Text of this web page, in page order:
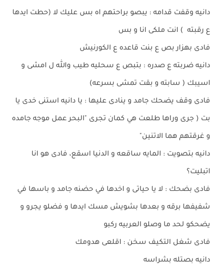
دانيه وقفت قدامه : يبصو براحتهم اه بس عليك لا (حطت ايدها
ع رقبته ) انت ملكى انا و بس
فادى بهزار بص ع بنت قاعده ع الكورنيش
دانيه ضربته ع صدره : بتبص ع سحليه طيب والله ل امشى و
اسيبك ( سابته و بقت تمشى بسرعه)
فادى وقف يضحك جامد و ينادى عليها : يا دانيه استنى خدى يا
بت ( جرى وراها طلعت هي كمان تجرى "البحر عمل موجه جامده
و غرقتهم هما الاتنين"
دانيه بتصويت : المايه ساقعه و الدنيا اسقع، فادى هو انا
اتبليت؟
فادى بضحك : لا يا حياتى و اخدها في حضنه جامد و باسها في
شفيفها برقه و بعدها بشويش مسك ايدها و فضلو يجرو و
يضحكو لحد ما وصلو العربيه ركبو
فادى شغل التكيف سخن : اقلعى هدومك
دانيه بصتله بشراسه